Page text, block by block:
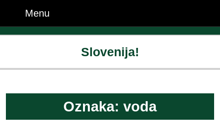
content
Menu
Slovenija!
Oznaka: voda